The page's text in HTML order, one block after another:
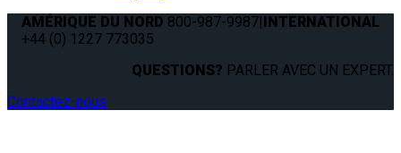
AMÉRIQUE DU NORD 800-987-9987|INTERNATIONAL
+44 (0) 1227 773035
QUESTIONS? PARLER AVEC UN EXPERT.
Contactez-nous